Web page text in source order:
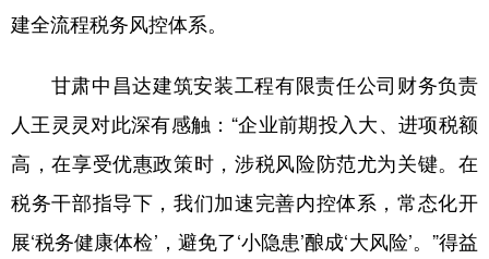
建全流程税务风控体系。
甘肃中昌达建筑安装工程有限责任公司财务负责
人王灵灵对此深有感触：“企业前期投入大、进项税额
高，在享受优惠政策时，涉税风险防范尤为关键。在
税务干部指导下，我们加速完善内控体系，常态化开
展‘税务健康体检’，避免了‘小隐患’酿成‘大风险’。”得益